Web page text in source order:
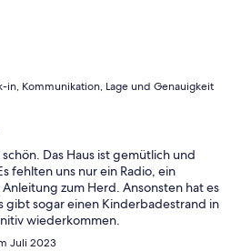
in, Kommunikation, Lage und Genauigkeit
Das Haus ist gemütlich und
fehlten uns nur ein Radio, ein
zum Herd. Ansonsten hat es
gibt sogar einen Kinderbadestrand in
wiederkommen.
Juli 2023